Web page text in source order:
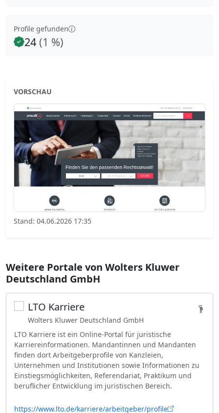
Profile gefunden
24 (1 %)
VORSCHAU
Stand: 04.06.2026 17:35
Weitere Portale von Wolters Kluwer
Deutschland GmbH
LTO Karriere
Wolters Kluwer Deutschland GmbH
LTO Karriere ist ein Online-Portal für juristische
Karriereinformationen. Mandantinnen und Mandanten
finden dort Arbeitgeberprofile von Kanzleien,
Unternehmen und Institutionen sowie Informationen zu
Einstiegsmöglichkeiten, Referendariat, Praktikum und
beruflicher Entwicklung im juristischen Bereich.
https://www.lto.de/karriere/arbeitgeber/profile